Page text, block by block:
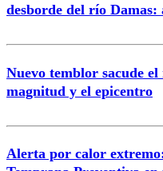
desborde del río
Nuevo temblor sacude
magnitud y el epicentro
Alerta por calor